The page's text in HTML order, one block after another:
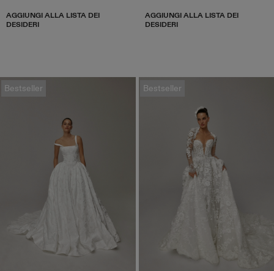
AGGIUNGI ALLA LISTA DEI
DESIDERI
AGGIUNGI ALLA LISTA DEI
DESIDERI
Bestseller Bestseller